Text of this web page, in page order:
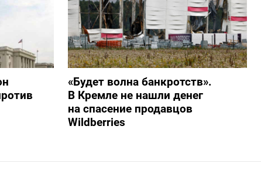
«Будет волна банкротств».
В Кремле не нашли денег
на спасение продавцов
Wildberries